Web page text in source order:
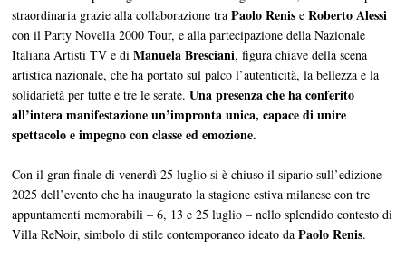
straordinaria grazie alla collaborazione traPaolo Renis eRoberto Alessi
con il Party Novella 2000 Tour, e alla partecipazione della Nazionale
Italiana Artisti TV e diManuela Bresciani, figura chiave della scena
artistica nazionale, che ha portato sul palco l’autenticità, la bellezza e la
solidarietà per tutte e tre le serate.Una presenza che ha conferito
all’intera manifestazione un’impronta unica, capace di unire
spettacolo e impegno con classe ed emozione.
Con il gran finale di venerdì 25 luglio si è chiuso il sipario sull’edizione
2025 dell’evento che ha inaugurato la stagione estiva milanese con tre
appuntamenti memorabili – 6, 13 e 25 luglio – nello splendido contesto di
Villa ReNoir, simbolo di stile contemporaneo ideato daPaolo Renis.